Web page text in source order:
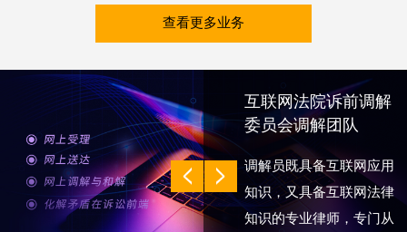
查看更多业务
互联网法院诉前调解
委员会调解团队
调解员既具备互联网应用
知识，又具备互联网法律
知识的专业律师，专门从